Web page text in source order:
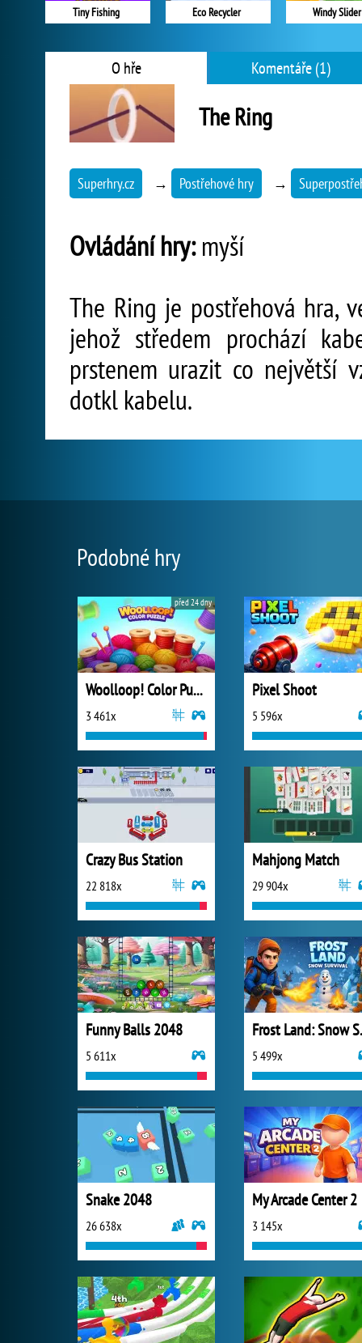
Tiny Fishing Eco Recycler Windy Slider
O hře Komentáře (1)
The Ring
Superhry.cz → Postřehové hry →
Ovládání hry:myší
The Ring je postřehová hra,
jehož středem prochází
prstenem urazit co největší
dotkl kabelu.
Podobné hry
Woolloop! Color Puzzle
3 461x
před 24 dny
Pixel Shoot
5 596x
Crazy Bus Station
22 818x
Mahjong Match
29 904x
Funny Balls 2048
5 611x 5 499x
Snake 2048
26 638x
My Arcade Center 2
3 145x